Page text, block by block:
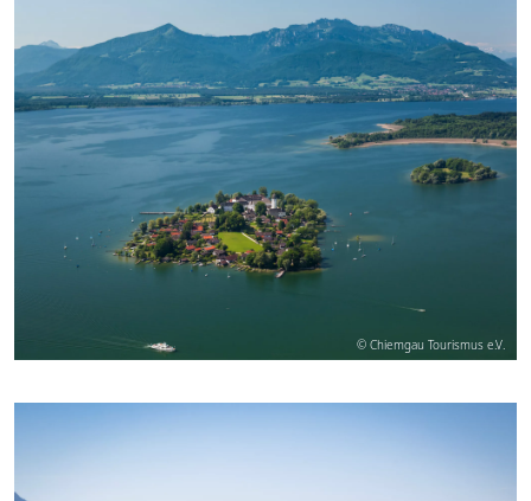
© Chiemgau Tourismus e.V.